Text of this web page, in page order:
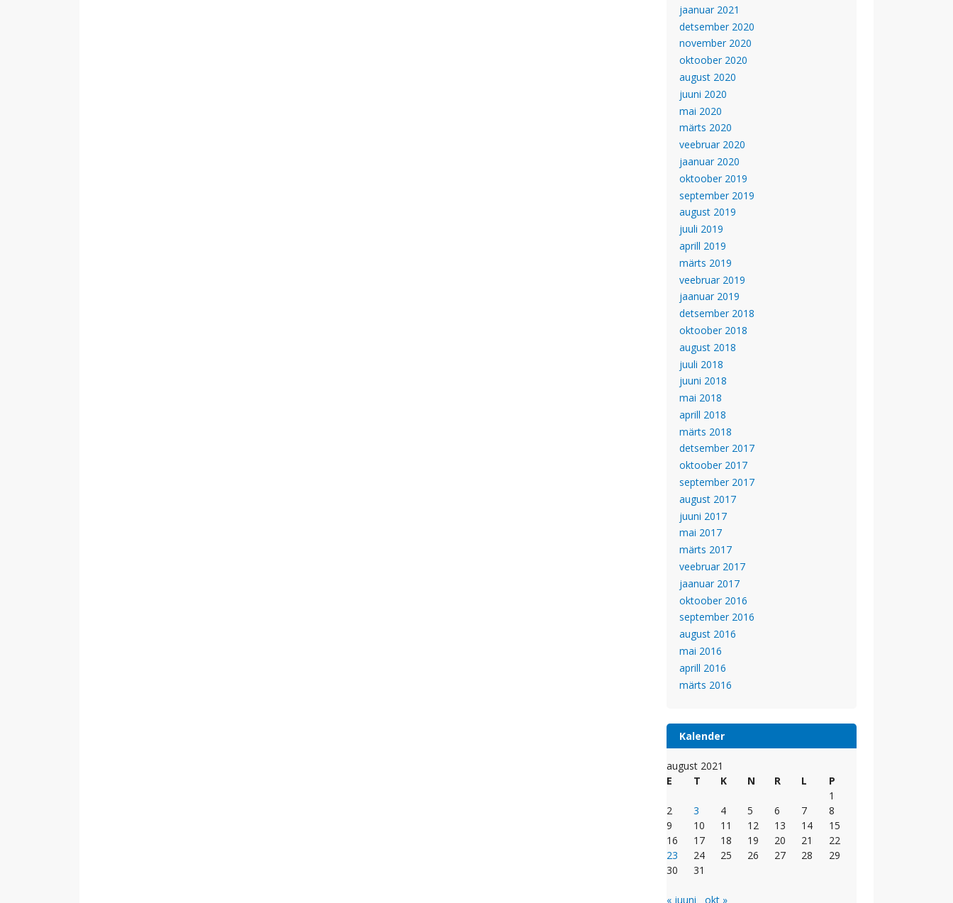
jaanuar 2021
detsember 2020
november 2020
oktoober 2020
august 2020
juuni 2020
mai 2020
märts 2020
veebruar 2020
jaanuar 2020
oktoober 2019
september 2019
august 2019
juuli 2019
aprill 2019
märts 2019
veebruar 2019
jaanuar 2019
detsember 2018
oktoober 2018
august 2018
juuli 2018
juuni 2018
mai 2018
aprill 2018
märts 2018
detsember 2017
oktoober 2017
september 2017
august 2017
juuni 2017
mai 2017
märts 2017
veebruar 2017
jaanuar 2017
oktoober 2016
september 2016
august 2016
mai 2016
aprill 2016
märts 2016
Kalender
august 2021
E
T K N R L
P
1
2
3 4 5 6 7
8
9
10 11 12 13 14
15
16
17 18 19 20 21
22
23
24 25 26 27 28
29
30
31
« juuni okt »